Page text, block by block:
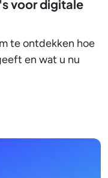
voor digitale
te ontdekken hoe
en wat u nu